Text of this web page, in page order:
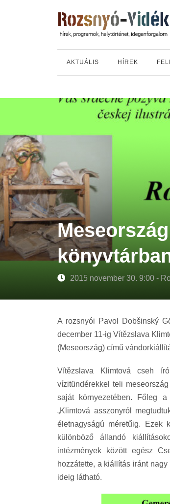
AKTUÁLIS HÍREK
2015 november 30. 9:00 -
A rozsnyói Pavol Dobšinský
december 11-ig Vítězslava
(Meseország) című
Vítězslava Klimtová cseh
vízitündérekkel teli
saját környezetében. Főleg
„Klimtová asszonyról
életnagyságú méretűig. Ezek
különböző állandó
intézmények között egész
hozzátette, a kiállítás iránt
ideig látható.